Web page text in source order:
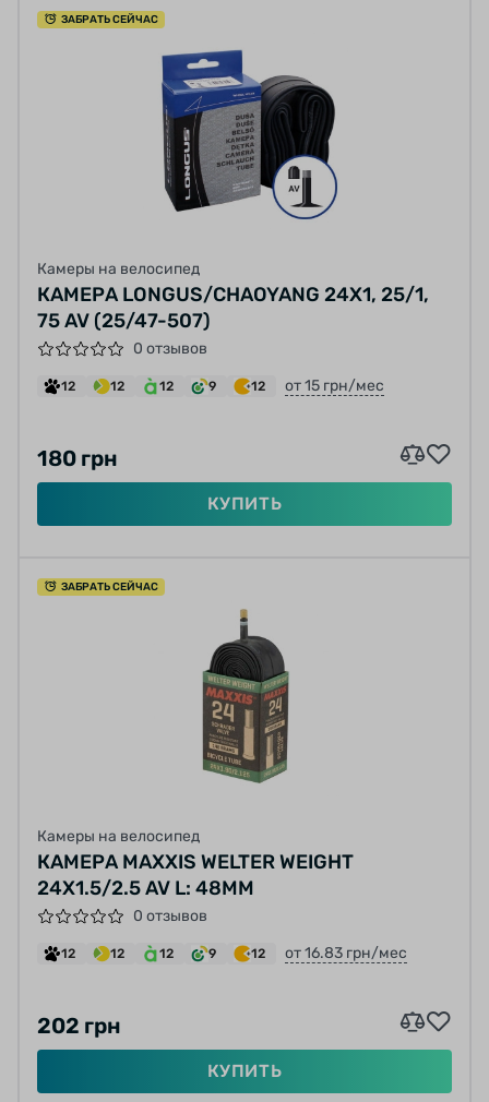
ЗАБРАТЬ СЕЙЧАС
Камеры на велосипед
КАМЕРА LONGUS/CHAOYANG 24X1, 25/1,
75 AV (25/47-507)
0 отзывов
12 12 12 9 12 от 15 грн/мес
180 грн
КУПИТЬ
ЗАБРАТЬ СЕЙЧАС
Камеры на велосипед
КАМЕРА MAXXIS WELTER WEIGHT
24X1.5/2.5 AV L: 48ММ
0 отзывов
12 12 12 9 12 от 16.83 грн/мес
202 грн
КУПИТЬ